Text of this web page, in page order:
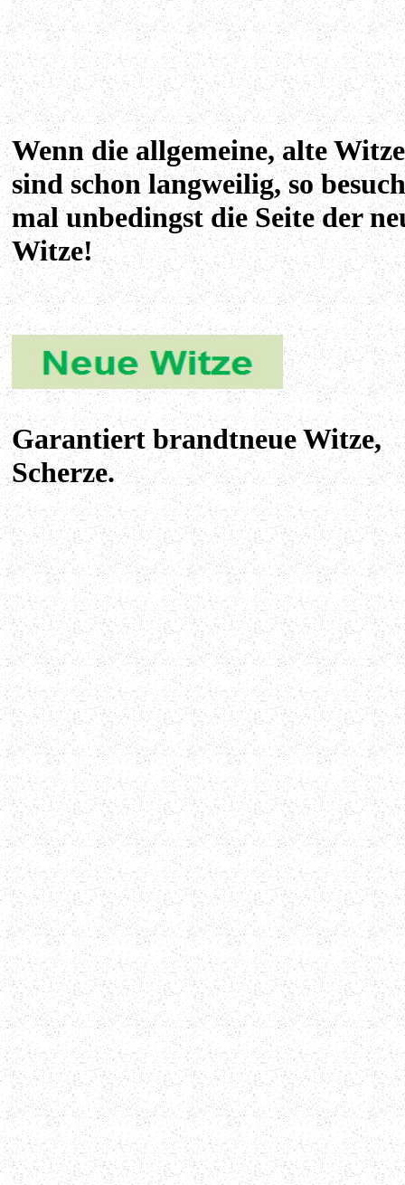
Wenn die allgemeine, alte Witze
sind schon langweilig, so besuch
mal unbedingst die Seite der
Witze!
Garantiert brandtneue Witze,
Scherze.